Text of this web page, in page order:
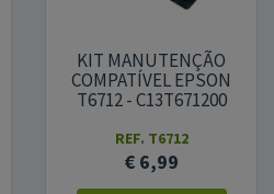
KIT MANUTENÇÃO
COMPATÍVEL EPSON
T6712 - C13T671200
REF. T6712
€ 6,99